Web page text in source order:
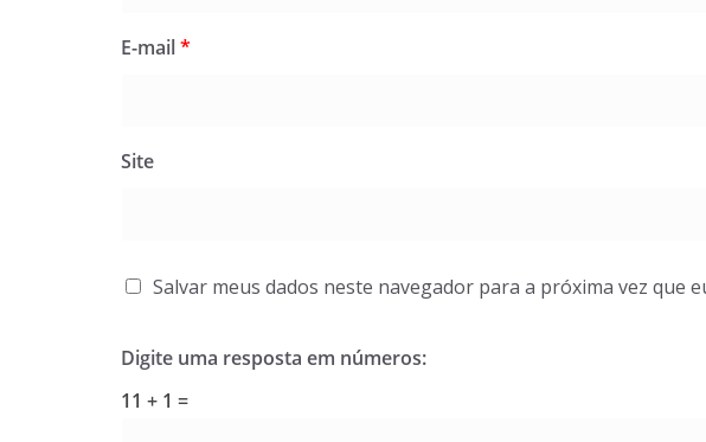
E-mail*
Site
Salvar meus dados neste navegador para a próxima vez que
Digite uma resposta em números:
11 + 1 =